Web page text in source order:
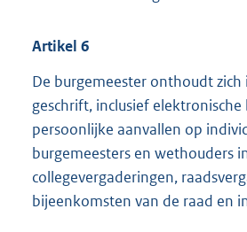
Artikel 6
De burgemeester onthoudt
geschrift, inclusief elektronische
persoonlijke aanvallen op
burgemeesters en wethouders
collegevergaderingen,
bijeenkomsten van de raad en